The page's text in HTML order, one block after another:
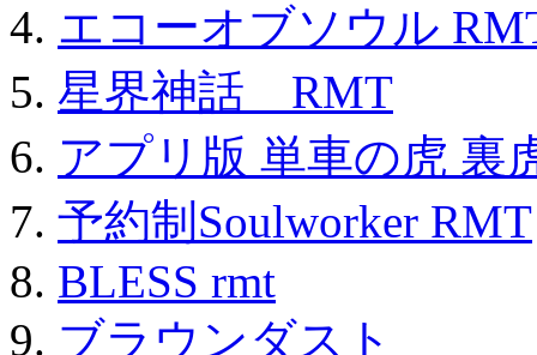
エコーオブソウル
星界神話 RMT
アプリ版 単車の虎 裏
予約制Soulworker RMT
BLESS rmt
ブラウンダスト